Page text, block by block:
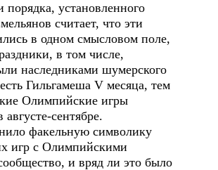
установленного
считает, что эти
в одном смысловом поле,
в том числе,
наследниками шумерского
Гильгамеша V месяца, тем
Олимпийские игры
сентябре.
факельную символику
игр с Олимпийскими
и вряд ли это было